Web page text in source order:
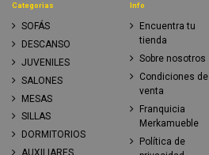
Categorias
SOFÁS
DESCANSO
JUVENILES
SALONES
MESAS
SILLAS
DORMITORIOS
AUXILIARES
Info
Encuentra tu
tienda
Sobre nosotros
Condiciones de
venta
Franquicia
Merkamueble
Política de